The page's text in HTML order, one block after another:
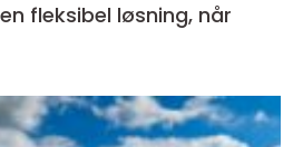
fleksibel løsning, når